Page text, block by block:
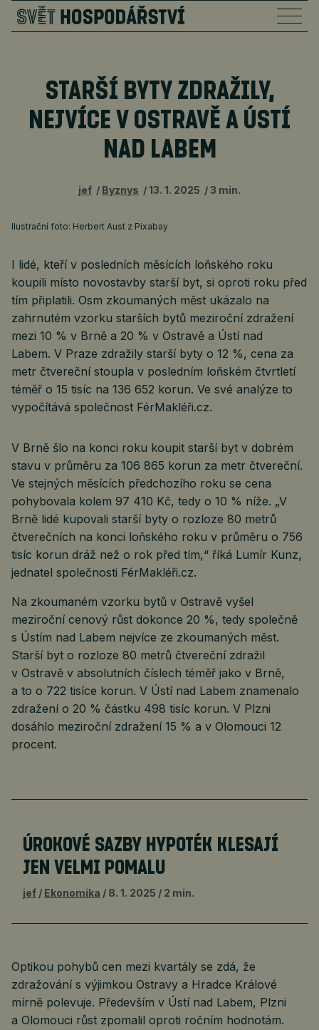
STARŠÍ BYTY ZDRAŽILY,
NEJVÍCE V OSTRAVĚ A ÚSTÍ
NAD LABEM
jef Byznys 13. 1. 2025 3 min.
Ilustrační foto: Herbert Aust z Pixabay
I lidé, kteří v posledních měsících loňského roku
koupili místo novostavby starší byt, si oproti roku před
tím připlatili. Osm zkoumaných měst ukázalo na
zahrnutém vzorku starších bytů meziroční zdražení
mezi 10 % v Brně a 20 % v Ostravě a Ústí nad
Labem. V Praze zdražily starší byty o 12 %, cena za
metr čtvereční stoupla v posledním loňském čtvrtletí
téměř o 15 tisíc na 136 652 korun. Ve své analýze to
vypočítává společnost FérMakléři.cz.
V Brně šlo na konci roku koupit starší byt v dobrém
stavu v průměru za 106 865 korun za metr čtvereční.
Ve stejných měsících předchozího roku se cena
pohybovala kolem 97 410 Kč, tedy o 10 % níže. „V
Brně lidé kupovali starší byty o rozloze 80 metrů
čtverečních na konci loňského roku v průměru o 756
tisíc korun dráž než o rok před tím,“ říká Lumír Kunz,
jednatel společnosti FérMakléři.cz.
Na zkoumaném vzorku bytů v Ostravě vyšel
meziroční cenový růst dokonce 20 %, tedy společně
s Ústím nad Labem nejvíce ze zkoumaných měst.
Starší byt o rozloze 80 metrů čtvereční zdražil
v Ostravě v absolutních číslech téměř jako v Brně,
a to o 722 tisíce korun. V Ústí nad Labem znamenalo
zdražení o 20 % částku 498 tisíc korun. V Plzni
dosáhlo meziroční zdražení 15 % a v Olomouci 12
procent.
ÚROKOVÉ SAZBY HYPOTÉK KLESAJÍ
JEN VELMI POMALU
jef Ekonomika 8. 1. 2025 2 min.
Optikou pohybů cen mezi kvartály se zdá, že
zdražování s výjimkou Ostravy a Hradce Králové
mírně polevuje. Především v Ústí nad Labem, Plzni
a Olomouci růst zpomalil oproti ročním hodnotám.